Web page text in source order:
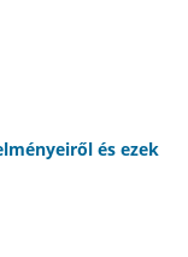
és ezek